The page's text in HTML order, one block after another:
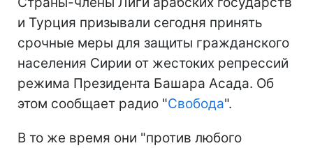
и Турция призывали сегодня принять
срочные меры для защиты гражданского
населения Сирии от жестоких репрессий
режима Президента Башара Асада. Об
этом сообщает радио "Свобода".
В то же время они "против любого